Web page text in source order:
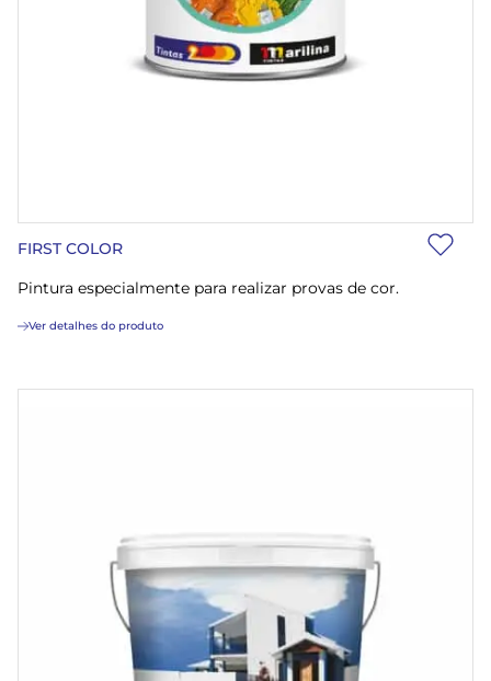
FIRST COLOR
Pintura especialmente para realizar provas de cor.
Ver detalhes do produto